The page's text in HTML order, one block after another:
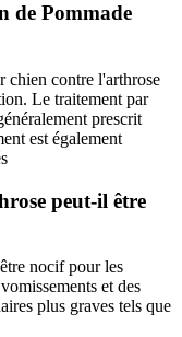
de Pommade
chien contre l'arthrose
Le traitement par
prescrit
est également
peut-il être
nocif pour les
et des
plus graves tels que